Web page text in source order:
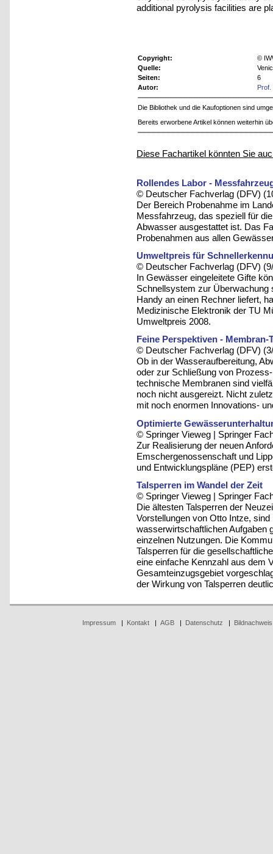
additional pyrolysis facilities are
Copyright:
©
Quelle:
Seiten:
6
Autor:
Die Bibliothek und die Kaufoptionen sind
Bereits erworbene Artikel können weiterhin
Diese Fachartikel könnten Sie
Rollendes Labor -
© Deutscher Fachverlag (DFV)
Der Bereich Probenahme im
Messfahrzeug, das speziell für
Abwasser ausgestattet ist. Das
Probenahmen aus allen
Umweltpreis für
© Deutscher Fachverlag (DFV)
In Gewässer eingeleitete Gifte
Schnellsystem zur Überwachung
Handy an einen Rechner liefert,
Medizinische Elektronik der TU
Umweltpreis 2008.
Feine Perspektiven - Membran-
© Deutscher Fachverlag (DFV)
Ob in der Wasseraufbereitung,
oder zur Schließung von
technische Membranen sind
noch nicht ausgereizt. Nicht
mit noch enormen Innovations-
Optimierte
© Springer Vieweg | Springer
Zur Realisierung der neuen
Emschergenossenschaft und
und Entwicklungspläne (PEP)
Talsperren im Wandel der Zeit
© Springer Vieweg | Springer
Die ältesten Talsperren der
Vorstellungen von Otto Intze,
wasserwirtschaftlichen Aufgaben
einzelnen Nutzungen. Die
Talsperren für die
eine einfache Kennzahl aus dem
Gesamteinzugsgebiet
der Wirkung von Talsperren
Impressum| Kontakt| AGB| Datenschutz Bildnachweis